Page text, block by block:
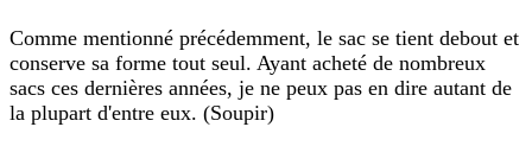
Comme mentionné précédemment, le sac se tient debout et
conserve sa forme tout seul. Ayant acheté de nombreux
sacs ces dernières années, je ne peux pas en dire autant de
la plupart d'entre eux. (Soupir)